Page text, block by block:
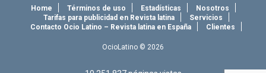
Home Términos de uso Estadísticas
Nosotros
Tarifas para publicidad en Revista latina
Servicios
Contacto Ocio Latino – Revista latina en España
Clientes
OcioLatino © 2026